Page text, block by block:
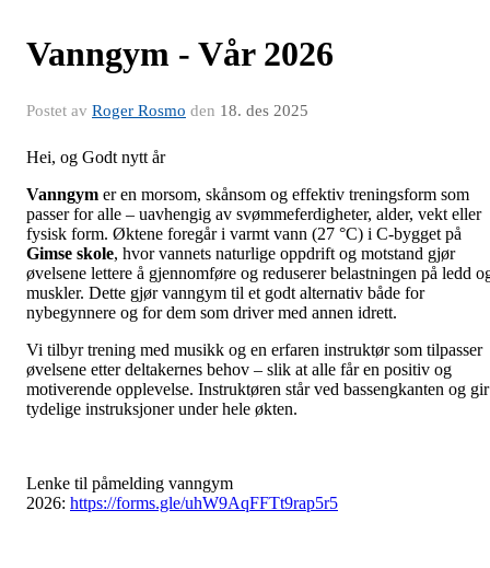
Vanngym - Vår 2026
Postet av Roger Rosmo den 18. des 2025
Hei, og Godt nytt år
Vanngym er en morsom, skånsom og effektiv treningsform som
passer for alle – uavhengig av svømmeferdigheter, alder, vekt eller
fysisk form. Øktene foregår i varmt vann (27 °C) i C-bygget på
Gimse skole, hvor vannets naturlige oppdrift og motstand gjør
øvelsene lettere å gjennomføre og reduserer belastningen på ledd
muskler. Dette gjør vanngym til et godt alternativ både for
nybegynnere og for dem som driver med annen idrett.
Vi tilbyr trening med musikk og en erfaren instruktør som tilpasser
øvelsene etter deltakernes behov – slik at alle får en positiv og
motiverende opplevelse. Instruktøren står ved bassengkanten og gir
tydelige instruksjoner under hele økten.
Lenke til påmelding vanngym
2026: https://forms.gle/uhW9AqFFTt9rap5r5